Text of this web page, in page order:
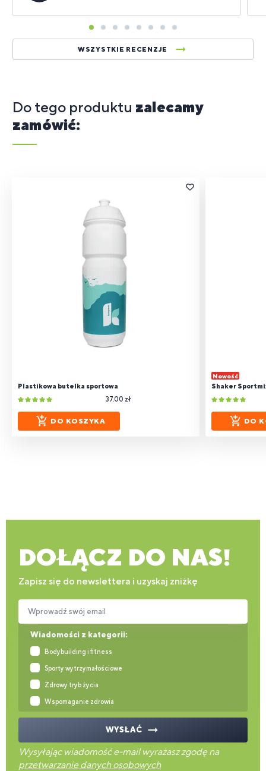
WSZYSTKIE RECENZJE
Do tego produktu zalecamy
zamówić:
Plastikowa butelka sportowa
37.00 zł
DO KOSZYKA
Nowość
Shaker
DO
DOŁĄCZ DO NAS!
Zapisz się do newslettera i uzyskaj zniżkę
Wiadomości z kategorii:
Bodybuilding i fitness
Sporty wytrzymałościowe
Zdrowy tryb życia
Wspomaganie zdrowia
Wprowadź swój email
WYSŁAĆ
Wysyłając wiadomość e-mail wyrażasz zgodę na
przetwarzanie danych osobowych